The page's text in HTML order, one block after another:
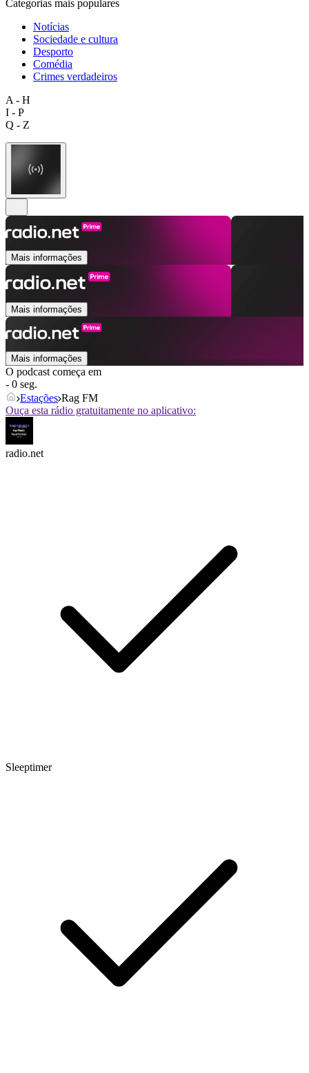
Categorias mais populares
Notícias
Sociedade e cultura
Desporto
Comédia
Crimes verdadeiros
A - H
I - P
Q - Z
Mais informações
Mais informações
Mais informações
O podcast começa em
- 0 seg.
Estações Rag FM
Ouça esta rádio gratuitamente no aplicativo:
radio.net
Sleeptimer